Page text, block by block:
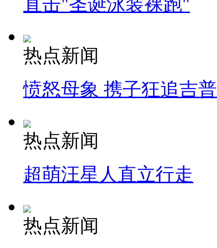
热点新闻
愤怒母象 携子狂追吉
热点新闻
超萌汪星人直立行走
热点新闻